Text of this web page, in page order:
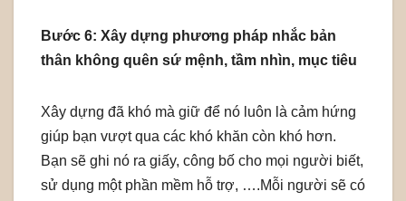
Bước 6: Xây dựng phương pháp nhắc bản
thân không quên sứ mệnh, tầm nhìn, mục tiêu
Xây dựng đã khó mà giữ để nó luôn là cảm hứng
giúp bạn vượt qua các khó khăn còn khó hơn.
Bạn sẽ ghi nó ra giấy, công bố cho mọi người biết,
sử dụng một phần mềm hỗ trợ, ….Mỗi người sẽ có